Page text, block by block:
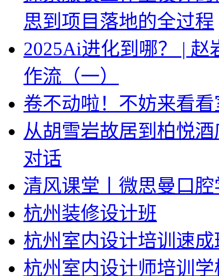
思到项目落地的全过程
2025Ai进化到哪？ |
作流（一）
卷不动啦！不妨来看
从胡雪岩故居到柏悦
对话
清风课堂丨微思曼口
杭州装修设计班
杭州室内设计培训速成
杭州室内设计师培训